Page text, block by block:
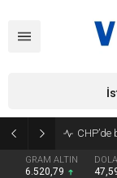
GRAM ALTIN
6.520,79